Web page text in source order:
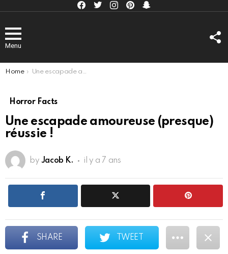
Menu
You are here:
Home Une escapade amoureuse (presque) réussie !
Horror Facts
Une escapade amoureuse (presque)
réussie !
by Jacob K. il y a 7 ans
SHARE TWEET